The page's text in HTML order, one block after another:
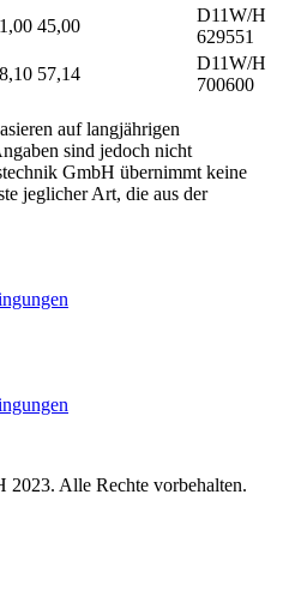
45,00
D11W/H
629551
57,14
D11W/H
700600
auf langjährigen
sind jedoch nicht
GmbH übernimmt keine
jeglicher Art, die aus der
Alle Rechte vorbehalten.